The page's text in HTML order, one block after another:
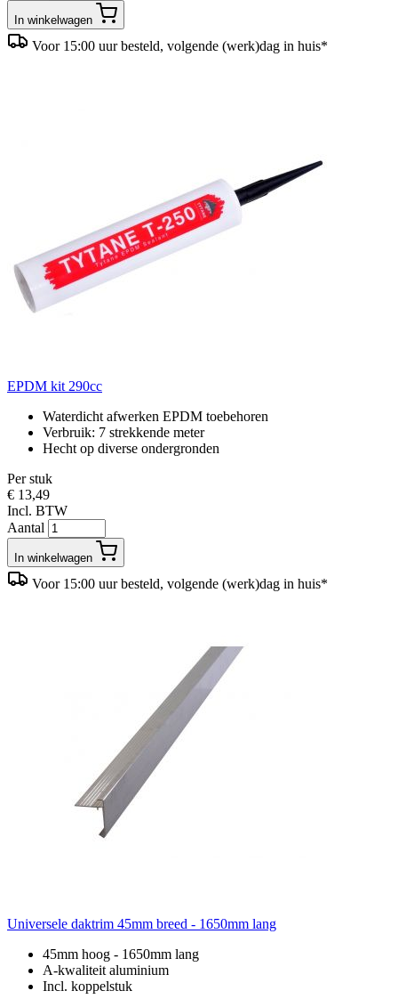
In winkelwagen
Voor 15:00 uur besteld, volgende (werk)dag in huis*
EPDM kit 290cc
Waterdicht afwerken EPDM toebehoren
Verbruik: 7 strekkende meter
Hecht op diverse ondergronden
Per stuk
€ 13,49
Incl. BTW
Aantal
In winkelwagen
Voor 15:00 uur besteld, volgende (werk)dag in huis*
Universele daktrim 45mm breed - 1650mm lang
45mm hoog - 1650mm lang
A-kwaliteit aluminium
Incl. koppelstuk